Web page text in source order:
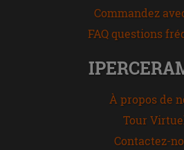
Commandez
FAQ questions
À propos de
Tour
Contactez-